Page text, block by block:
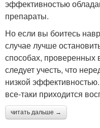
эффективностью
препараты.
Но если вы боитесь
случае лучше
способах, проверенных
следует учесть, что
низкой
все-таки приходится
читать дальше →